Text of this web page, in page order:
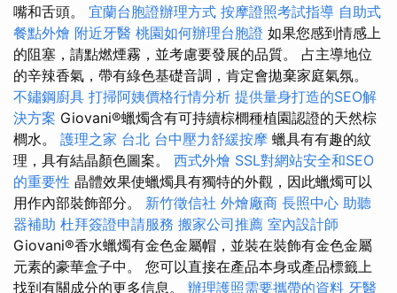
嘴和舌頭。 宜蘭台胞證辦理方式 按摩證照考試指導 自助式
餐點外燴 附近牙醫 桃園如何辦理台胞證 如果您感到情感上
的阻塞，請點燃煙霧，並考慮要發展的品質。 占主導地位
的辛辣香氣，帶有綠色基礎音調，肯定會拋棄家庭氣氛。
不鏽鋼廚具 打掃阿姨價格行情分析 提供量身打造的SEO解
決方案 Giovani®蠟燭含有可持續棕櫚種植園認證的天然棕
櫚水。 護理之家 台北 台中壓力舒緩按摩 蠟具有有趣的紋
理，具有結晶顏色圖案。 西式外燴 SSL對網站安全和SEO
的重要性 晶體效果使蠟燭具有獨特的外觀，因此蠟燭可以
用作內部裝飾部分。 新竹徵信社 外燴廠商 長照中心 助聽
器補助 杜拜簽證申請服務 搬家公司推薦 室內設計師
Giovani®香水蠟燭有金色金屬帽，並裝在裝飾有金色金屬
元素的豪華盒子中。 您可以直接在產品本身或產品標籤上
找到有關成分的更多信息。 辦理護照需要攜帶的資料 牙醫